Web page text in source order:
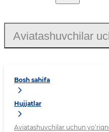
Bosh sahifa
Hujjatlar
Aviatashuvchilar uchun
Aviatashuvchilar